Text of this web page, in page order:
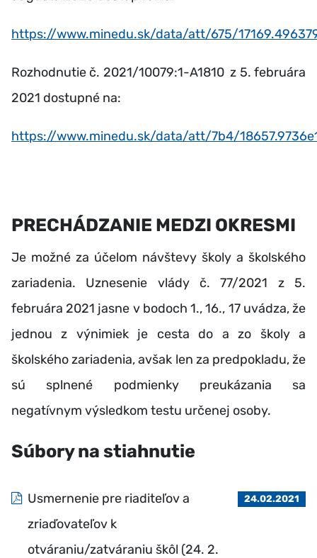
https://www.minedu.sk/data/att/675/
Rozhodnutie č. 2021/10079:1-A1810 z 5. februára
2021 dostupné na:
https://www.minedu.sk/data/att/7b4/
PRECHÁDZANIE MEDZI OKRESMI
Je možné za účelom návštevy školy a školského
zariadenia. Uznesenie vlády č. 77/2021 z 5.
februára 2021 jasne v bodoch 1., 16., 17 uvádza, že
jednou z výnimiek je cesta do a zo školy a
školského zariadenia, avšak len za predpokladu, že
sú splnené podmienky preukázania sa
negatívnym výsledkom testu určenej osoby.
Súbory na stiahnutie
Usmernenie pre riaditeľov a
zriaďovateľov k
otváraniu/zatváraniu škôl (24. 2.
24.02.2021